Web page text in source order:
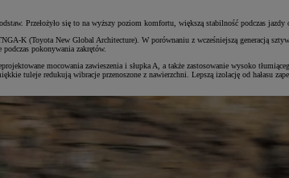
Przełożyło się to na wyższy poziom komfortu, większą stabilność podczas
K (Toyota New Global Architecture). W porównaniu z wcześniejszą generacją
pokonywania zakrętów.
mocowania zawieszenia i słupka A, a także zastosowanie wysoko
tuleje redukują wibracje przenoszone z nawierzchni. Lepszą izolację od hałasu